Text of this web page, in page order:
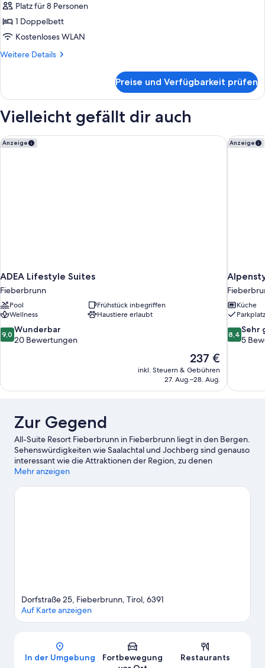
Balcony
für
Penthouse
Apartment,
3
Smoking
Platz für 8 Personen
1 Doppelbett
Kostenloses WLAN
Weitere Details
Weitere
Apartment,
Bedrooms,
Smoking
Preise und Verfügbarkeit prüfen
Vielleicht gefällt dir auch
Anzeige
ADEA Lifestyle Suites
Fieberbrunn
Pool
Frühstück inbegriffen
Wellness
Haustiere erlaubt
9.0
von
Bewertungen
9,0 Wunderbar
20 Bewertungen
Der
Preis
beträgt
237 €
inkl. Steuern & Gebühren
27. Aug.–28. Aug.
ADEA Lifestyle Suites Anzeige
Küche
8.4
von
5
8,4 Sehr
5
Zur Gegend
All-Suite Resort Fieberbrunn in Fieberbrunn liegt in den Bergen.
Sehenswürdigkeiten wie Saalachtal und Jochberg sind genauso
interessant wie die Attraktionen der Region, zu denen
Freizeitpark Familienland und Bergwagen zählen. Du möchtest
spannenden Events oder einer Sportveranstaltung aufpeppen?
Mehr anzeigen
Karte
Dorfstraße 25, Fieberbrunn, Tirol, 6391
Auf Karte anzeigen
In der Umgebung
Fortbewegung
Restaurants